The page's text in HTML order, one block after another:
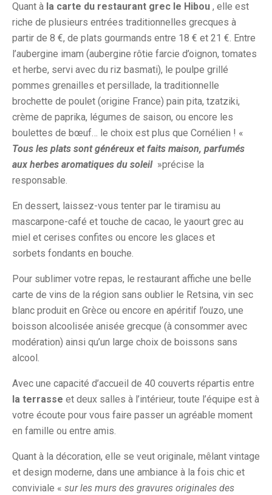
Quant à la carte du restaurant grec le Hibou , elle est
riche de plusieurs entrées traditionnelles grecques à
partir de 8 €, de plats gourmands entre 18 € et 21 €. Entre
l’aubergine imam (aubergine rôtie farcie d’oignon, tomates
et herbe, servi avec du riz basmati), le poulpe grillé
pommes grenailles et persillade, la traditionnelle
brochette de poulet (origine France) pain pita, tzatziki,
crème de paprika, légumes de saison, ou encore les
boulettes de bœuf… le choix est plus que Cornélien ! «
Tous les plats sont généreux et faits maison, parfumés
aux herbes aromatiques du soleil »précise la
responsable.
En dessert, laissez-vous tenter par le tiramisu au
mascarpone-café et touche de cacao, le yaourt grec au
miel et cerises confites ou encore les glaces et
sorbets fondants en bouche.
Pour sublimer votre repas, le restaurant affiche une belle
carte de vins de la région sans oublier le Retsina, vin sec
blanc produit en Grèce ou encore en apéritif l’ouzo, une
boisson alcoolisée anisée grecque (à consommer avec
modération) ainsi qu’un large choix de boissons sans
alcool.
Avec une capacité d’accueil de 40 couverts répartis entre
la terrasse et deux salles à l’intérieur, toute l’équipe est à
votre écoute pour vous faire passer un agréable moment
en famille ou entre amis.
Quant à la décoration, elle se veut originale, mêlant vintage
et design moderne, dans une ambiance à la fois chic et
conviviale « sur les murs des gravures originales des